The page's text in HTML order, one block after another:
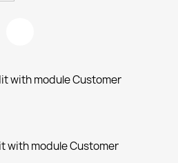
with module Customer
with module Customer